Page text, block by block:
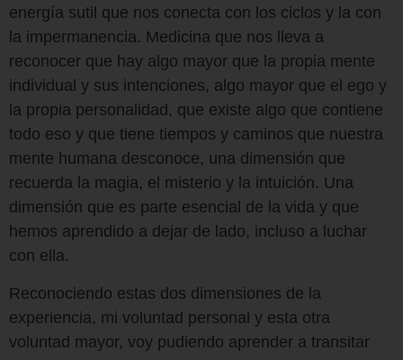
energía sutil que nos conecta con los ciclos y la con
la impermanencia. Medicina que nos lleva a
reconocer que hay algo mayor que la propia mente
individual y sus intenciones, algo mayor que el ego y
la propia personalidad, que existe algo que contiene
todo eso y que tiene tiempos y caminos que nuestra
mente humana desconoce, una dimensión que
recuerda la magia, el misterio y la intuición. Una
dimensión que es parte esencial de la vida y que
hemos aprendido a dejar de lado, incluso a luchar
con ella.
Reconociendo estas dos dimensiones de la
experiencia, mi voluntad personal y esta otra
voluntad mayor, voy pudiendo aprender a transitar